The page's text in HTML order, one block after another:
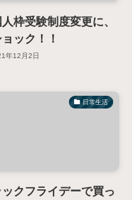
枠受験制度変更に、
ック！！
年12月2日
日常生活
ックフライデーで買っ